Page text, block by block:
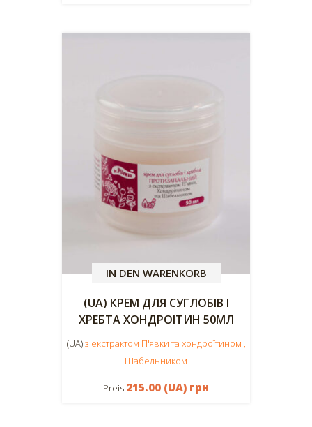
IN DEN WARENKORB
(UA) КРЕМ ДЛЯ СУГЛОБІВ І
ХРЕБТА ХОНДРОІТИН 50МЛ
(UA)з екстрактом П'явки та хондроїтином ,
Шабельником
Preis:215.00 (UA) грн